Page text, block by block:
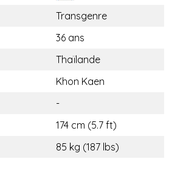
Transgenre
36 ans
Thaïlande
Khon Kaen
-
174 cm (5.7 ft)
85 kg (187 lbs)